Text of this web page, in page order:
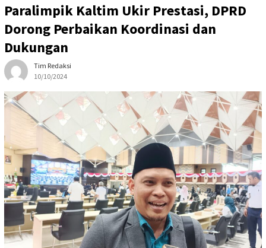
Paralimpik Kaltim Ukir Prestasi, DPRD
Dorong Perbaikan Koordinasi dan
Dukungan
Tim Redaksi
10/10/2024